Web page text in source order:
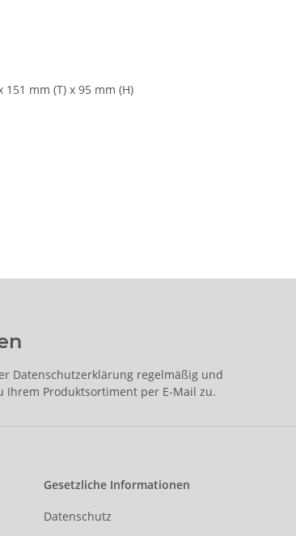
mm (T) x 95 mm (H)
Datenschutzerklärung regelmäßig und
Produktsortiment per E-Mail zu.
Gesetzliche Informationen
Datenschutz